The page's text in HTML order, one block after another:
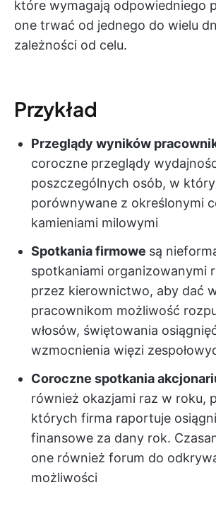
które wymagają odpowiedniego
one trwać od jednego do wielu
zależności od celu.
Przykład
Przeglądy wyników
coroczne przeglądy
poszczególnych osób, w
porównywane z określonymi
kamieniami milowymi
Spotkania firmowe są
spotkaniami organizowanymi
przez kierownictwo, aby dać
pracownikom możliwość
włosów, świętowania
wzmocnienia więzi
Coroczne spotkania
również okazjami raz w roku,
których firma raportuje
finansowe za dany rok.
one również forum do
możliwości